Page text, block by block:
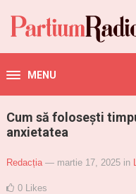
MENU
Cum să folosești
anxietatea
Redacția — martie 17, 2025 in
0 Likes